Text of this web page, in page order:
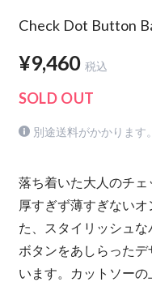
Check Dot Button
¥9,460 税込
SOLD OUT
別途送料がかかります。
落ち着いた大人のチ
厚すぎず薄すぎない
た、スタイリッシュ
ボタンをあしらった
います。カットソー